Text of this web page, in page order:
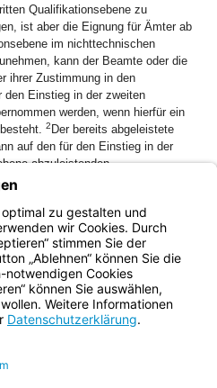
Qualifikationsebene zu
ist aber die Eignung für Ämter ab
im nichttechnischen
kann der Beamte oder die
ihrer Zustimmung in den
den Einstieg in der zweiten
werden, wenn hierfür ein
2 Der bereits abgeleistete
auf den für den Einstieg in der
abzuleistenden
werden.
die die Qualifikationsprüfung
oder auf die Wiederholungsprüfung